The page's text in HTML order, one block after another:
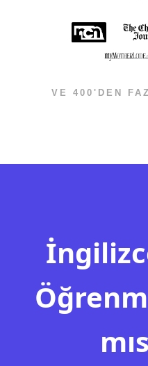
VE 400'DEN